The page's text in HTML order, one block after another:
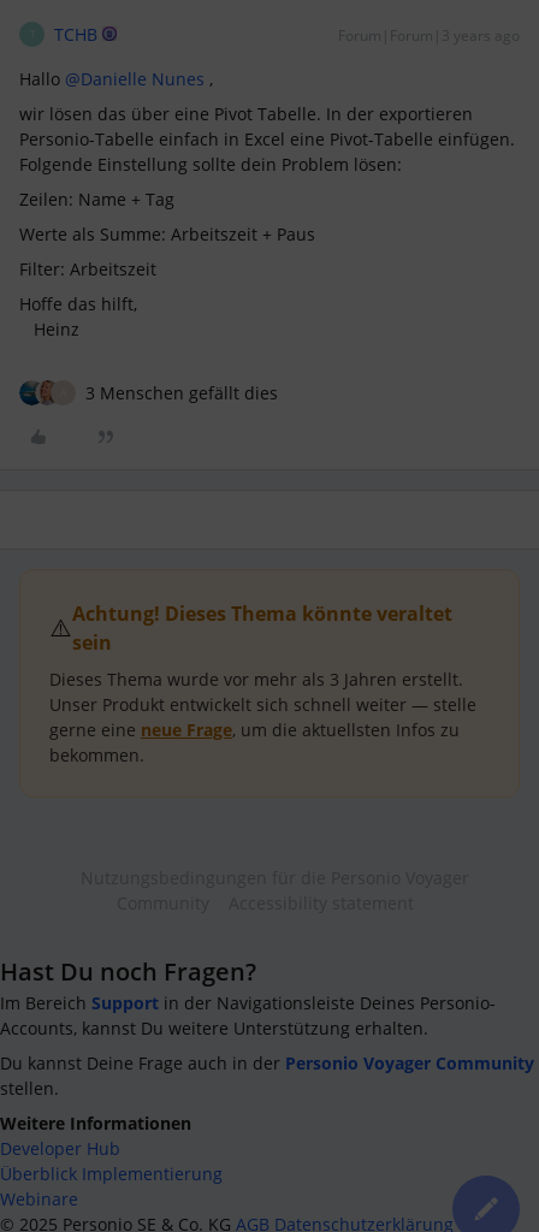
TCHB Forum|Forum|3 years ago
Hallo @Danielle Nunes ,
wir lösen das über eine Pivot Tabelle. In der exportieren
Personio-Tabelle einfach in Excel eine Pivot-Tabelle einfügen.
Folgende Einstellung sollte dein Problem lösen:
Zeilen: Name + Tag
Werte als Summe: Arbeitszeit + Paus
Filter: Arbeitszeit
Hoffe das hilft,
Heinz
3 Menschen gefällt dies
⚠️Achtung! Dieses Thema könnte veraltet
sein
Dieses Thema wurde vor mehr als 3 Jahren erstellt.
Unser Produkt entwickelt sich schnell weiter — stelle
gerne eine neue Frage, um die aktuellsten Infos zu
bekommen.
Hast Du noch Fragen?
Im Bereich Support in der Navigationsleiste Deines Personio-
Accounts, kannst Du weitere Unterstützung erhalten.
Du kannst Deine Frage auch in der Personio Voyager Community
stellen.
Weitere Informationen
Developer Hub
Überblick Implementierung
Webinare
© 2025 Personio SE & Co. KG AGB Datenschutzerklärung